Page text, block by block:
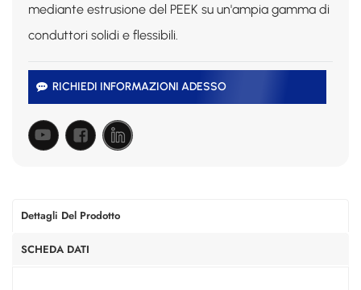
mediante estrusione del PEEK su un'ampia gamma di
conduttori solidi e flessibili.
RICHIEDI INFORMAZIONI ADESSO
Dettagli Del Prodotto
SCHEDA DATI